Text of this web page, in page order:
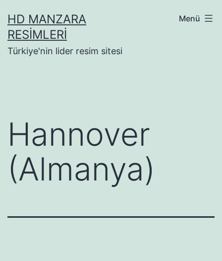
geçHD MANZARA
RESIMLERI
Türkiye'nin lider resim sitesi
Menü
Hannover
(Almanya)